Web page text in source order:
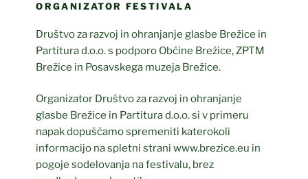
ORGANIZATOR FESTIVALA
Društvo za razvoj in ohranjanje glasbe Brežice in
Partitura d.o.o. s podporo Občine Brežice, ZPTM
Brežice in Posavskega muzeja Brežice.
Organizator Društvo za razvoj in ohranjanje
glasbe Brežice in Partitura d.o.o. si v primeru
napak dopuščamo spremeniti katerokoli
informacijo na spletni strani www.brezice.eu in
pogoje sodelovanja na festivalu, brez